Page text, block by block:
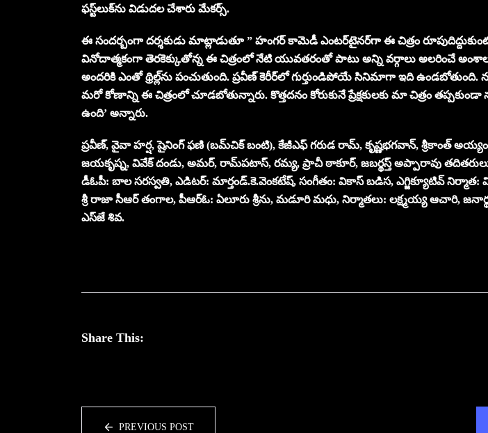
ఫస్ట్‌లుక్‌ను విడుదల చేశారు మేకర్స్‌.
ఈ సందర్బంగా దర్శకుడు మాట్లాడుతూ ” హంగర్‌ కామెడీ ఎంటర్‌టైనర్‌గా ఈ చిత్రం
వినోదాత్మకంగా తెరకెక్కుతోన్న ఈ చిత్రంలో నేటి యువతరంతో పాటు అన్ని వర్గాలు అలరించే
అందరికి ఎంతో థ్రిల్ల్‌ను పంచుతుంది. ప్రవీణ్‌ కెరీర్‌లో గుర్తుండిపోయే సినిమాగా ఇది
మరో కోణాన్ని ఈ చిత్రంలో చూడబోతున్నారు. కొత్తదనం కోరుకునే ప్రేక్షకులకు మా చిత్రం తప్పకుండా
ఉంది’ అన్నారు.
ప్రవీణ్‌, వైవా హర్ష, షైనింగ్‌ ఫణి (బమ్‌చిక్‌ బంటి), కేజీఎఫ్‌ గరుడ రామ్‌, కృష్ణభగవాన్‌, శ్రీకాంత్‌
జయకృష్న, వివేక్‌ దండు, అమర్‌, రామ్‌పటాస్‌, రమ్య, ప్రాచీ ఠాకూర్‌, జబర్థస్త్‌ అప్పారావు తదితరులు
డీఓపీ: బాల సరస్వతి, ఎడిటర్‌: మార్తండ్‌.కె.వెంకటేష్‌, సంగీతం: వికాస్‌ బడిస, ఎగ్జిక్యూటివ్‌ నిర్మాత:
శ్రీ రాజా సీఆర్‌ తంగాల, పీఆర్‌ఓ: ఏలూరు శ్రీను, మడూరి మధు, నిర్మాతలు: లక్ష్మయ్య ఆచారి,
ఎస్‌జే శివ.
Share This:
PREVIOUS POST